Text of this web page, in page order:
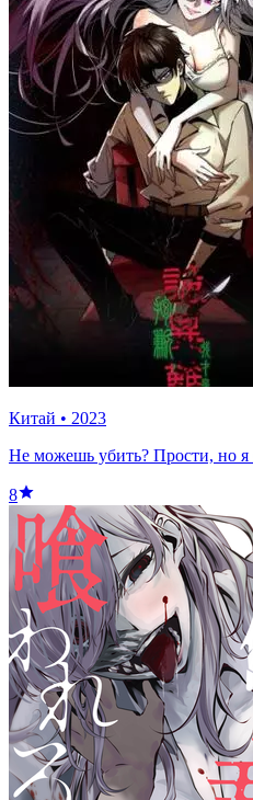
Китай • 2023
Не можешь убить? Прости, но я
8